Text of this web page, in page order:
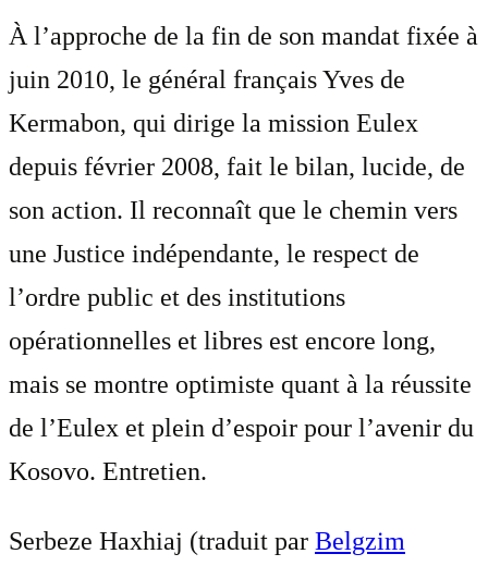
À l’approche de la fin de son mandat fixée à
juin 2010, le général français Yves de
Kermabon, qui dirige la mission Eulex
depuis février 2008, fait le bilan, lucide, de
son action. Il reconnaît que le chemin vers
une Justice indépendante, le respect de
l’ordre public et des institutions
opérationnelles et libres est encore long,
mais se montre optimiste quant à la réussite
de l’Eulex et plein d’espoir pour l’avenir du
Kosovo. Entretien.
Serbeze Haxhiaj (traduit par Belgzim